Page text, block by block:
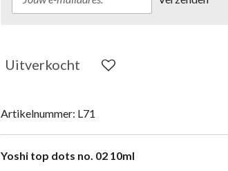
Uitverkocht
Artikelnummer: L71
Yoshi top dots no. 02 10ml